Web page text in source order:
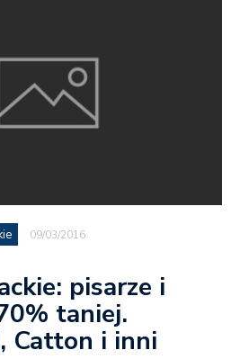
09/03/2016
pisarze i
taniej.
Catton i inni